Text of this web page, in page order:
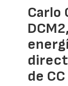
Carlo
de CC